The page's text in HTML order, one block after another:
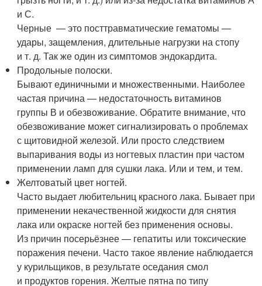
и С.
Черные — это посттравматические гематомы —
удары, защемления, длительные нагрузки на стопу
и т. д. Так же один из симптомов эндокардита.
Продольные полоски.
Бывают единичными и множественными. Наиболее
частая причина — недостаточность витаминов
группы В и обезвоживание. Обратите внимание, что
обезвоживание может сигнализировать о проблемах
с щитовидной железой. Или просто следствием
выпаривания воды из ногтевых пластин при частом
применении ламп для сушки лака. Или и тем, и тем.
Желтоватый цвет ногтей.
Часто выдает любительниц красного лака. Бывает при
применении некачественной жидкости для снятия
лака или окраске ногтей без применения основы.
Из причин посерьёзнее — гепатиты или токсические
поражения печени. Часто такое явление наблюдается
у курильщиков, в результате оседания смол
и продуктов горения. Желтые пятна по типу